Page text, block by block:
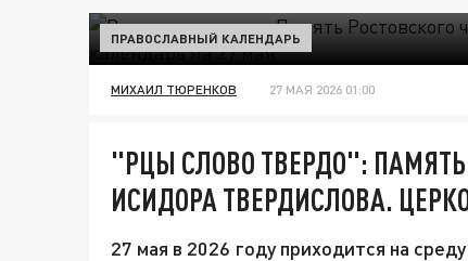
ПРАВОСЛАВНЫЙ КАЛЕНДАРЬ
МИХАИЛ ТЮРЕНКОВ 27 МАЯ 2026 01:00
"РЦЫ СЛОВО ТВЕРДО":
ИСИДОРА ТВЕРДИСЛОВА.
27 мая в 2026 году приходится на